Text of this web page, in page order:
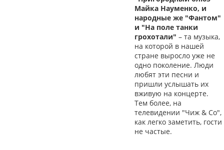
Майка Науменко, и
народные же "Фантом"
и "На поле танки
грохотали" – та музыка,
на которой в нашей
стране выросло уже не
одно поколение. Люди
любят эти песни и
пришли услышать их
вживую на концерте.
Тем более, на
телевидении "Чиж & Со",
как легко заметить, гости
не частые.